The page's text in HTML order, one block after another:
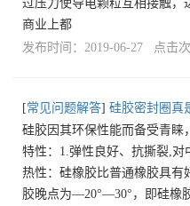
过压力使导电颗粒互相接触，
商业上都
发布时间：2019-06-27 点击
[常见问题解答] 硅胶密封圈真
硅胶因其环保性能而备受青睐
特性：1.弹性良好、抗撕裂,
热性：硅橡胶比普通橡胶具有
胶晚点为—20°—30°，即硅橡